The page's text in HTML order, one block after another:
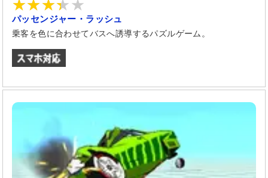
パッセンジャー・ラッシュ
乗客を色に合わせてバスへ誘導するパズルゲーム。